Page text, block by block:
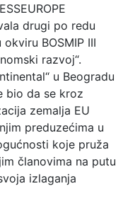
drugi po redu
okviru BOSMIP III
razvoj“.
u Beogradu
bio da se kroz
zemalja EU
preduzećima u
koje pruža
članovima na putu
izlaganja